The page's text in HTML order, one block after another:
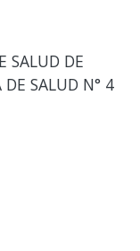
SALUD DE
SALUD N° 4